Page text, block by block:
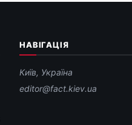
НАВІГАЦІЯ
Київ, Україна
editor@fact.kiev.ua